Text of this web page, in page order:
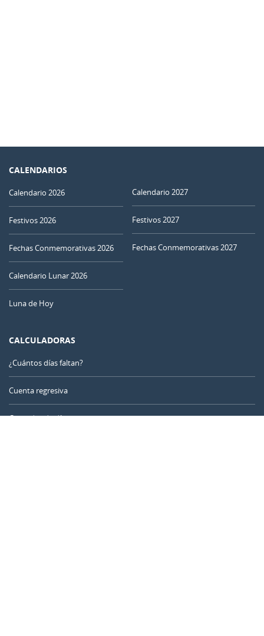
CALENDARIOS
Calendario 2026
Festivos 2026
Fechas Conmemorativas 2026
Calendario Lunar 2026
Luna de Hoy
Calendario 2027
Festivos 2027
Fechas Conmemorativas 2027
CALCULADORAS
¿Cuántos días faltan?
Cuenta regresiva
Contador de días